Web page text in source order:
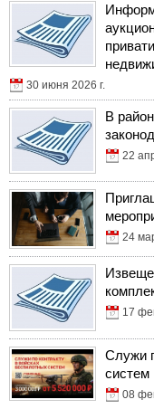
30 июня 2026 г.
В
22
24
17
Служи
систем
08